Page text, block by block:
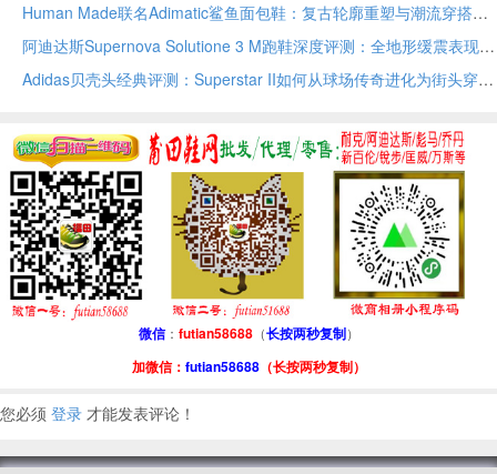
Human Made联名Adimatic鲨鱼面包鞋：复古轮廓重塑与潮流穿搭全解析
阿迪达斯Supernova Solutione 3 M跑鞋深度评测：全地形缓震表现与透气包裹性解析
Adidas贝壳头经典评测：Superstar II如何从球场传奇进化为街头穿搭万用符号
微信： futian58688（长按两秒复制）
加微信： futian58688（长按两秒复制）
您必须 登录 才能发表评论！